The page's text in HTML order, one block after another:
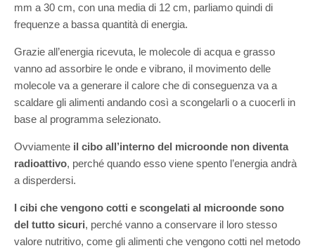
mm a 30 cm, con una media di 12 cm, parliamo quindi di
frequenze a bassa quantità di energia.
Grazie all’energia ricevuta, le molecole di acqua e grasso
vanno ad assorbire le onde e vibrano, il movimento delle
molecole va a generare il calore che di conseguenza va a
scaldare gli alimenti andando così a scongelarli o a cuocerli in
base al programma selezionato.
Ovviamente il cibo all’interno del microonde non diventa
radioattivo, perché quando esso viene spento l’energia andrà
a disperdersi.
I cibi che vengono cotti e scongelati al microonde sono
del tutto sicuri, perché vanno a conservare il loro stesso
valore nutritivo, come gli alimenti che vengono cotti nel metodo